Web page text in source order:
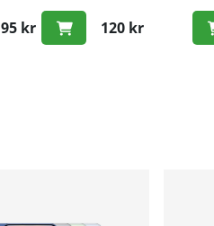
mot
kr
pris:
originaldesign
- Bra skydd mot
120 kr